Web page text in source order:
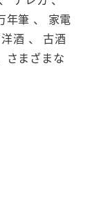
年筆 、 家電
酒 、 古酒
さまざまな